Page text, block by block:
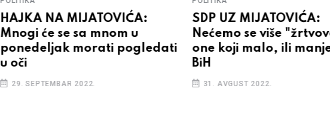
HAJKA NA MIJATOVIĆA:
Mnogi će se sa mnom u
ponedeljak morati pogledati
u oči
29. SEPTEMBAR 2022.
SDP UZ MIJATOVIĆA:
Nećemo se više
one koji malo, ili
BiH
31. AVGUST 2022.